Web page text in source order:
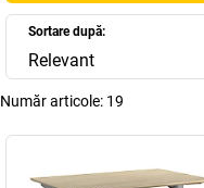
Sortare după:
Relevant
Număr articole: 19